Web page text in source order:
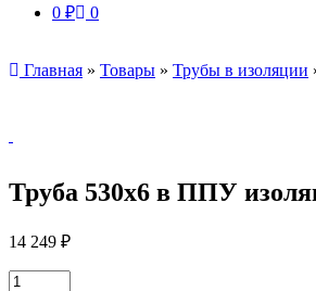
0 ₽ 0
Главная » Товары » Трубы в изоляции
Труба 530х6 в ППУ
14 249 ₽